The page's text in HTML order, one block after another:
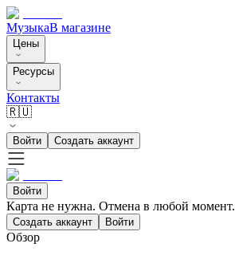
МузыкаВ магазине
Цены
Ресурсы
Контакты
🇷🇺
Войти Создать аккаунт
Войти
Карта не нужна. Отмена в любой момент.
Создать аккаунт Войти
Обзор